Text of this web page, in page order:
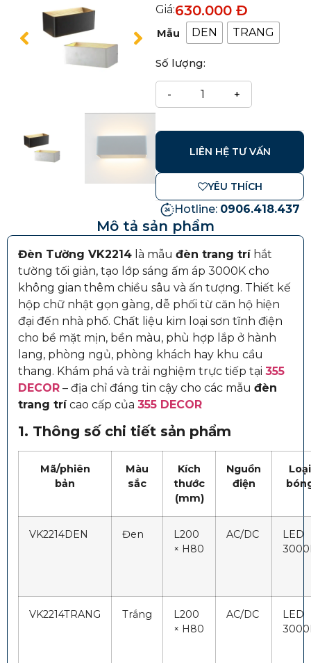
Giá:630.000 Đ
Mẫu DEN TRANG
Số lượng:
LIÊN HỆ TƯ VẤN
YÊU THÍCH
Hotline: 0906.418.437
Mô tả sản phẩm
Đèn Tường VK2214 là mẫu đèn trang tríhắt
tường tối giản, tạo lớp sáng ấm áp 3000K cho
không gian thêm chiều sâu và ấn tượng. Thiết kế
hộp chữ nhật gọn gàng, dễ phối từ căn hộ hiện
đại đến nhà phố. Chất liệu kim loại sơn tĩnh điện
cho bề mặt mịn, bền màu, phù hợp lắp ở hành
lang, phòng ngủ, phòng khách hay khu cầu
thang. Khám phá và trải nghiệm trực tiếp tại 355
DECOR – địa chỉ đáng tin cậy cho các mẫu đèn
trang trícao cấp của 355 DECOR
1. Thông số chi tiết sản phẩm
Mã/phiên
bản
Màu
sắc
Kích
thước
(mm)
Nguồn
điện
Loại
VK2214DEN Đen
L200
× H80
AC/DC
LED
VK2214TRANG Trắng
L200
× H80
AC/DC
LED